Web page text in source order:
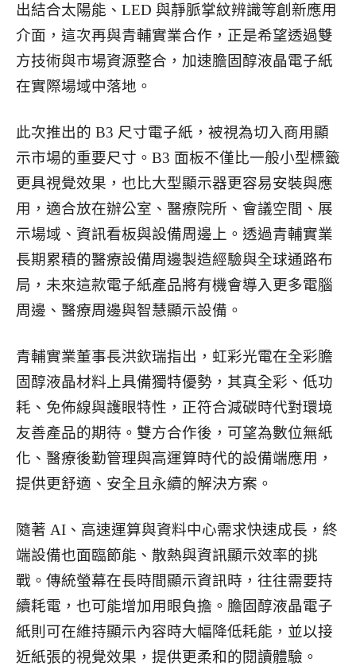
出結合太陽能、LED 與靜脈掌紋辨識等創新應用
介面，這次再與青輔實業合作，正是希望透過雙
方技術與市場資源整合，加速膽固醇液晶電子紙
在實際場域中落地。
此次推出的 B3 尺寸電子紙，被視為切入商用顯
示市場的重要尺寸。B3 面板不僅比一般小型標籤
更具視覺效果，也比大型顯示器更容易安裝與應
用，適合放在辦公室、醫療院所、會議空間、展
示場域、資訊看板與設備周邊上。透過青輔實業
長期累積的醫療設備周邊製造經驗與全球通路布
局，未來這款電子紙產品將有機會導入更多電腦
周邊、醫療周邊與智慧顯示設備。
青輔實業董事長洪欽瑞指出，虹彩光電在全彩膽
固醇液晶材料上具備獨特優勢，其真全彩、低功
耗、免佈線與護眼特性，正符合減碳時代對環境
友善產品的期待。雙方合作後，可望為數位無紙
化、醫療後勤管理與高運算時代的設備端應用，
提供更舒適、安全且永續的解決方案。
隨著 AI、高速運算與資料中心需求快速成長，終
端設備也面臨節能、散熱與資訊顯示效率的挑
戰。傳統螢幕在長時間顯示資訊時，往往需要持
續耗電，也可能增加用眼負擔。膽固醇液晶電子
紙則可在維持顯示內容時大幅降低耗能，並以接
近紙張的視覺效果，提供更柔和的閱讀體驗。